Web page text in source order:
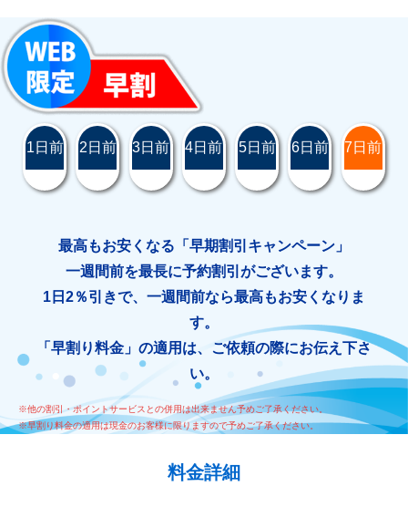
1日前 2日前 3日前 4日前 5日前 6日前 7日前
最高もお安くなる「早期割引キャンペーン」
一週間前を最長に予約割引がございます。
1日2％引きで、一週間前なら最高もお安くなりま
す。
「早割り料金」の適用は、ご依頼の際にお伝え下さ
い。
※他の割引・ポイントサービスとの併用は出来ません予めご了承ください。
※早割り料金の適用は現金のお客様に限りますので予めご了承ください。
料金詳細